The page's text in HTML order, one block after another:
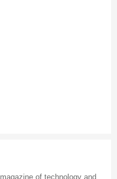
magazine of technology and